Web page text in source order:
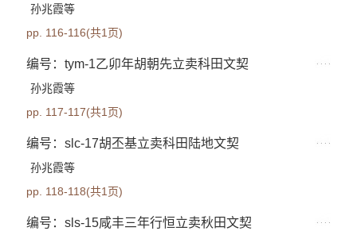
孙兆霞等
pp. 116-116(共1页)
编号：tym-1乙卯年胡朝先立卖科田文契
孙兆霞等
pp. 117-117(共1页)
编号：slc-17胡丕基立卖科田陆地文契
孙兆霞等
pp. 118-118(共1页)
编号：sls-15咸丰三年行恒立卖秋田文契